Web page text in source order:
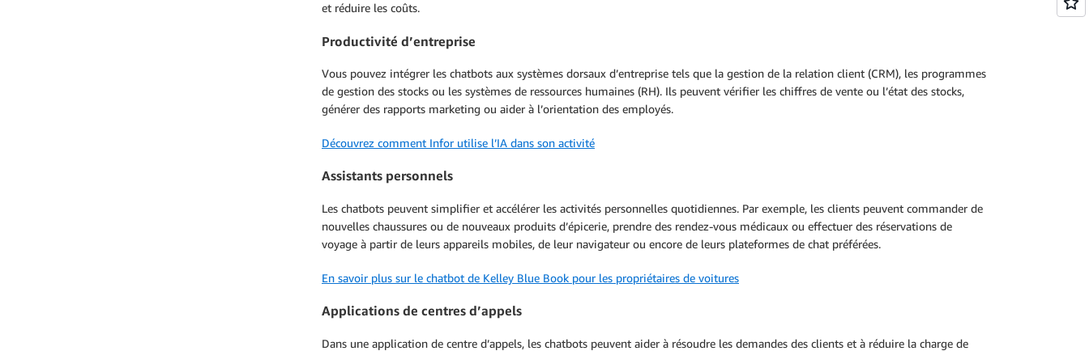
et réduire les coûts.
Productivité d’entreprise
Vous pouvez intégrer les chatbots aux systèmes dorsaux d’entreprise tels que la gestion de la relation client (CRM), les programmes
de gestion des stocks ou les systèmes de ressources humaines (RH). Ils peuvent vérifier les chiffres de vente ou l’état des stocks,
générer des rapports marketing ou aider à l’orientation des employés.
Découvrez comment Infor utilise l’IA dans son activité
Assistants personnels
Les chatbots peuvent simplifier et accélérer les activités personnelles quotidiennes. Par exemple, les clients peuvent commander de
nouvelles chaussures ou de nouveaux produits d’épicerie, prendre des rendez-vous médicaux ou effectuer des réservations de
voyage à partir de leurs appareils mobiles, de leur navigateur ou encore de leurs plateformes de chat préférées.
En savoir plus sur le chatbot de Kelley Blue Book pour les propriétaires de voitures
Applications de centres d’appels
Dans une application de centre d’appels, les chatbots peuvent aider à résoudre les demandes des clients et à réduire la charge de